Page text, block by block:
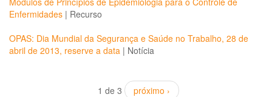
Enfermidades | Recurso
OPAS: Dia Mundial da Segurança e Saúde no Trabalho, 28 de
abril de 2013, reserve a data | Notícia
1 de 3 próximo ›